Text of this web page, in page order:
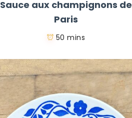
Sauce aux champignons de
Paris
50 mins